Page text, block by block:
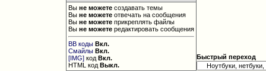
Выне можете создавать темы
Выне можете отвечать на сообщения
Выне можете прикреплять файлы
Выне можете редактировать сообщения
BB коды Вкл.
Смайлы Вкл.
[IMG] кодВкл.
HTML кодВыкл.
Быстрый переход